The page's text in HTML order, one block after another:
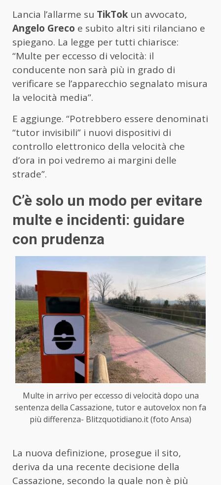
Lancia l’allarme su TikTok un avvocato,
Angelo Greco e subito altri siti rilanciano e
spiegano. La legge per tutti chiarisce:
“Multe per eccesso di velocità: il
conducente non sarà più in grado di
verificare se l’apparecchio segnalato misura
la velocità media”.
E aggiunge. “Potrebbero essere denominati
“tutor invisibili” i nuovi dispositivi di
controllo elettronico della velocità che
d’ora in poi vedremo ai margini delle
strade”.
C’è solo un modo per evitare
multe e incidenti: guidare
con prudenza
Multe in arrivo per eccesso di velocità dopo una
sentenza della Cassazione, tutor e autovelox non fa
più differenza- Blitzquotidiano.it (foto Ansa)
La nuova definizione, prosegue il sito,
deriva da una recente decisione della
Cassazione, secondo la quale non è più